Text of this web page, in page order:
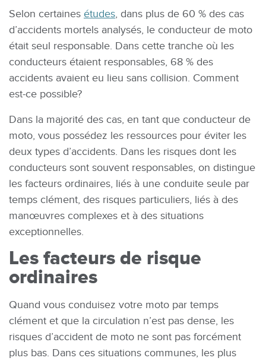
Selon certaines études, dans plus de 60 % des cas
d’accidents mortels analysés, le conducteur de moto
était seul responsable. Dans cette tranche où les
conducteurs étaient responsables, 68 % des
accidents avaient eu lieu sans collision. Comment
est-ce possible?
Dans la majorité des cas, en tant que conducteur de
moto, vous possédez les ressources pour éviter les
deux types d’accidents. Dans les risques dont les
conducteurs sont souvent responsables, on distingue
les facteurs ordinaires, liés à une conduite seule par
temps clément, des risques particuliers, liés à des
manœuvres complexes et à des situations
exceptionnelles.
Les facteurs de risque
ordinaires
Quand vous conduisez votre moto par temps
clément et que la circulation n’est pas dense, les
risques d’accident de moto ne sont pas forcément
plus bas. Dans ces situations communes, les plus